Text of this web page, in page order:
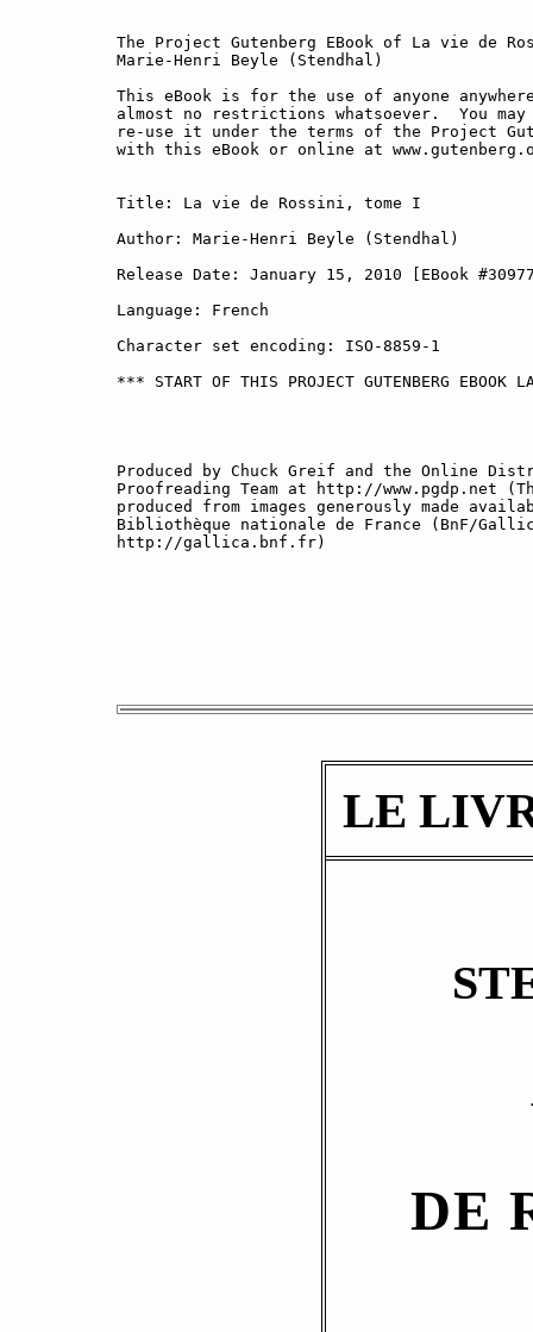
The Project Gutenberg EBook of La vie de
Marie-Henri Beyle (Stendhal)
This eBook is for the use of anyone
almost no restrictions whatsoever.  You
re-use it under the terms of the Project
with this eBook or online at
Title: La vie de Rossini, tome I
Author: Marie-Henri Beyle (Stendhal)
Release Date: January 15, 2010 [EBook
Language: French
Character set encoding: ISO-8859-1
*** START OF THIS PROJECT GUTENBERG
Produced by Chuck Greif and the Online
Proofreading Team at http://www.pgdp.net
produced from images generously made
Bibliothèque nationale de France (BnF/
http://gallica.bnf.fr)
LE
DE